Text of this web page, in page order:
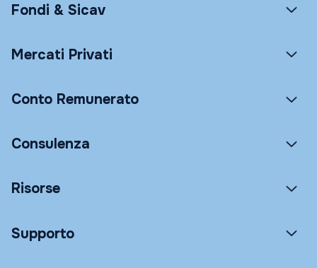
Fondi & Sicav
Mercati Privati
Conto Remunerato
Consulenza
Risorse
Supporto